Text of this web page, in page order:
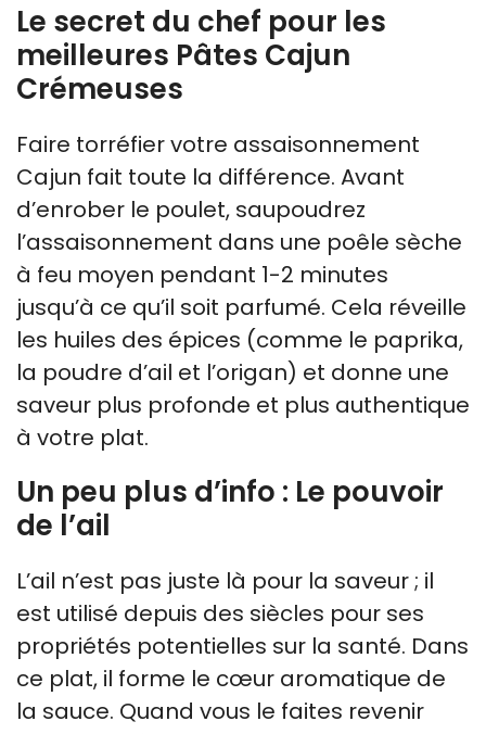
Le secret du chef pour les
meilleures Pâtes Cajun
Crémeuses
Faire torréfier votre assaisonnement
Cajun fait toute la différence. Avant
d’enrober le poulet, saupoudrez
l’assaisonnement dans une poêle sèche
à feu moyen pendant 1-2 minutes
jusqu’à ce qu’il soit parfumé. Cela réveille
les huiles des épices (comme le paprika,
la poudre d’ail et l’origan) et donne une
saveur plus profonde et plus authentique
à votre plat.
Un peu plus d’info : Le pouvoir
de l’ail
L’ail n’est pas juste là pour la saveur ; il
est utilisé depuis des siècles pour ses
propriétés potentielles sur la santé. Dans
ce plat, il forme le cœur aromatique de
la sauce. Quand vous le faites revenir